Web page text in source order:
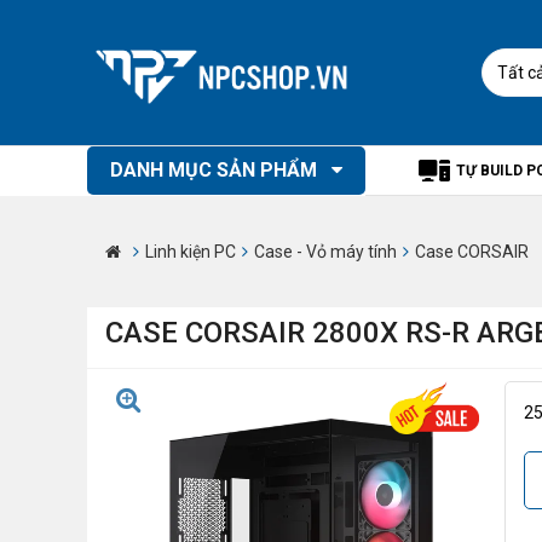
Tất
DANH MỤC SẢN PHẨM TỰ BUILD
Linh kiện PC Case - Vỏ máy tính Case CORSAIR
CASE CORSAIR 2800X RS-R
25